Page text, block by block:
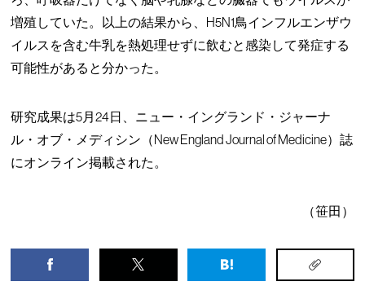
増殖していた。以上の結果から、H5N1鳥インフルエンザウ
イルスを含む牛乳を熱処理せずに飲むと感染して発症する
可能性があると分かった。
研究成果は5月24日、ニュー・イングランド・ジャーナ
ル・オブ・メディシン（New England Journal of Medicine）誌
にオンライン掲載された。
（笹田）